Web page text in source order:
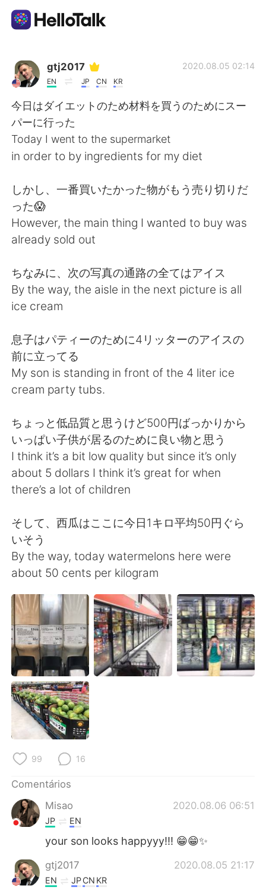
Aplicativo de troca de idioma
Português
繁體中文
العربية
Deutsch 日本語
Italiano
Tiếng Việt
gtj2017
EN JP CN KR
2020.08.05 02:14
今日はダイエットのため材料を買うのためにスー
パーに行った
Today I went to the supermarket
in order to by ingredients for my diet
しかし、一番買いたかった物がもう売り切りだ
った😱
However, the main thing I wanted to buy was
already sold out
ちなみに、次の写真の通路の全てはアイス
By the way, the aisle in the next picture is all
ice cream
息子はパティーのために4リッターのアイスの
前に立ってる
My son is standing in front of the 4 liter ice
cream party tubs.
ちょっと低品質と思うけど500円ばっかりから
いっぱい子供が居るのために良い物と思う
I think it’s a bit low quality but since it’s only
about 5 dollars I think it’s great for when
there’s a lot of children
そして、西瓜はここに今日1キロ平均50円ぐら
いそう
By the way, today watermelons here were
about 50 cents per kilogram
99 16
Comentários
Misao
2020.08.06 06:51
JP EN
your son looks happyyy!!! 😁😁✨
gtj2017 2020.08.05 21:17
EN JPCN KR